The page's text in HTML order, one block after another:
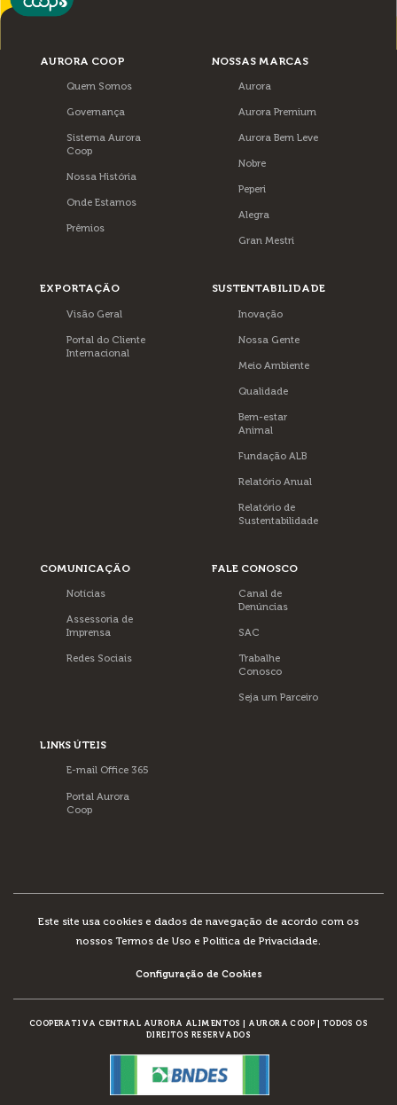
AURORA COOP
Quem Somos
Governança
Sistema Aurora
Coop
Nossa História
Onde Estamos
Prêmios
NOSSAS MARCAS
Aurora
Aurora Premium
Aurora Bem Leve
Nobre
Peperi
Alegra
Gran Mestri
EXPORTAÇÃO
Visão Geral
Portal do Cliente
Internacional
SUSTENTABILIDADE
Inovação
Nossa Gente
Meio Ambiente
Qualidade
Bem-estar
Animal
Fundação ALB
Relatório Anual
Relatório de
Sustentabilidade
COMUNICAÇÃO
Notícias
Assessoria de
Imprensa
Redes Sociais
FALE CONOSCO
Canal de
Denúncias
SAC
Trabalhe
Conosco
Seja um Parceiro
LINKS ÚTEIS
E-mail Office 365
Portal Aurora
Coop
Este site usa cookies e dados de navegação de acordo com os
nossos Termos de Uso e Política de Privacidade
Configuração de Cookies
COOPERATIVA CENTRAL AURORA ALIMENTOS AURORA COOP
TODOS OS
DIREITOS RESERVADOS